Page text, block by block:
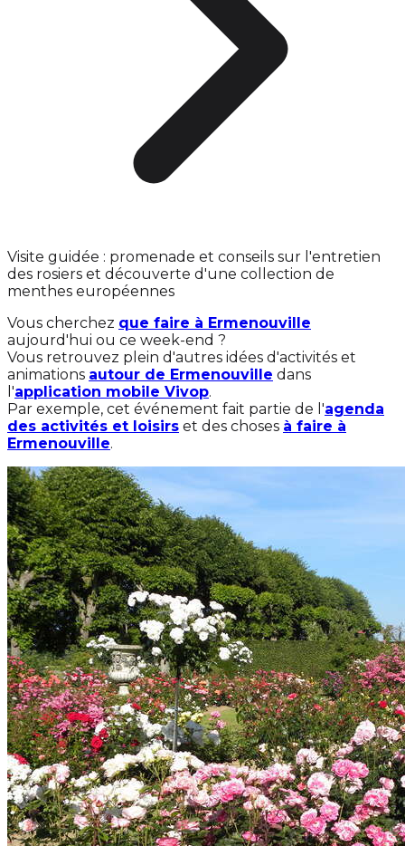
Visite guidée : promenade et conseils sur l'entretien
des rosiers et découverte d'une collection de
menthes européennes
Vous cherchez que faire à Ermenouville
aujourd'hui ou ce week-end ?
Vous retrouvez plein d'autres idées d'activités et
animations autour de Ermenouville dans
l'application mobile Vivop.
Par exemple, cet événement fait partie de l'agenda
des activités et loisirs et des choses à faire à
Ermenouville.